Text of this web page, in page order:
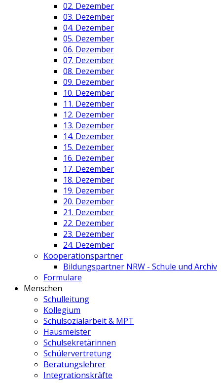
02. Dezember
03. Dezember
04. Dezember
05. Dezember
06. Dezember
07. Dezember
08. Dezember
09. Dezember
10. Dezember
11. Dezember
12. Dezember
13. Dezember
14. Dezember
15. Dezember
16. Dezember
17. Dezember
18. Dezember
19. Dezember
20. Dezember
21. Dezember
22. Dezember
23. Dezember
24. Dezember
Kooperationspartner
Bildungspartner NRW - Schule und Archiv
Formulare
Menschen
Schulleitung
Kollegium
Schulsozialarbeit & MPT
Hausmeister
Schulsekretärinnen
Schülervertretung
Beratungslehrer
Integrationskräfte